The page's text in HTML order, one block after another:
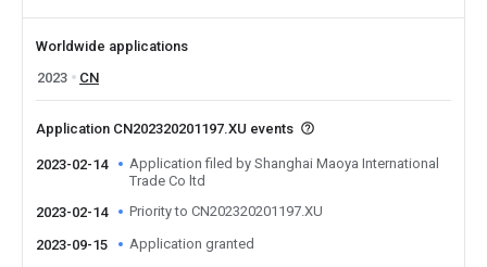
Worldwide applications
2023
CN
Application CN202320201197.XU events
2023-02-14
Application filed by Shanghai Maoya International
Trade Co ltd
2023-02-14
Priority to CN202320201197.XU
2023-09-15 Application granted